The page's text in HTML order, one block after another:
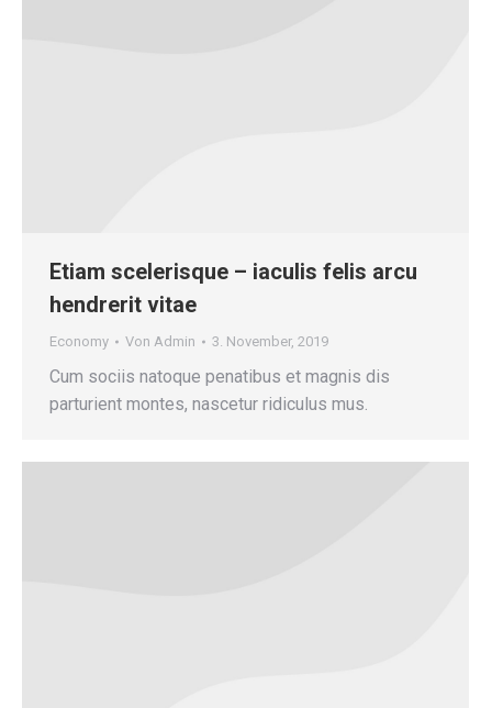
Etiam scelerisque – iaculis felis arcu
hendrerit vitae
Economy Von Admin 3. November, 2019
Cum sociis natoque penatibus et magnis dis
parturient montes, nascetur ridiculus mus.